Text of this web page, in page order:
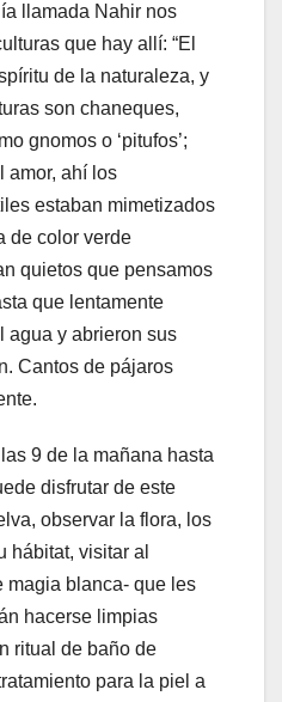
llamada Nahir nos
que hay allí: “El
de la naturaleza, y
son chaneques,
gnomos o ‘pitufos’;
amor, ahí los
estaban mimetizados
de color verde
quietos que pensamos
que lentamente
agua y abrieron sus
Cantos de pájaros
9 de la mañana hasta
disfrutar de este
observar la flora, los
hábitat, visitar al
magia blanca- que les
hacerse limpias
ritual de baño de
para la piel a